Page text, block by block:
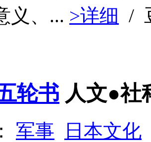
义、... >详细 /
轮书 人文●社
军事
日本文化